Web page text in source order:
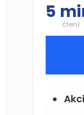
5
čtení